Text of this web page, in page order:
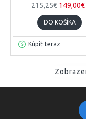
215,25€ 149,00€
DO KOŠÍKA
Kúpiť teraz